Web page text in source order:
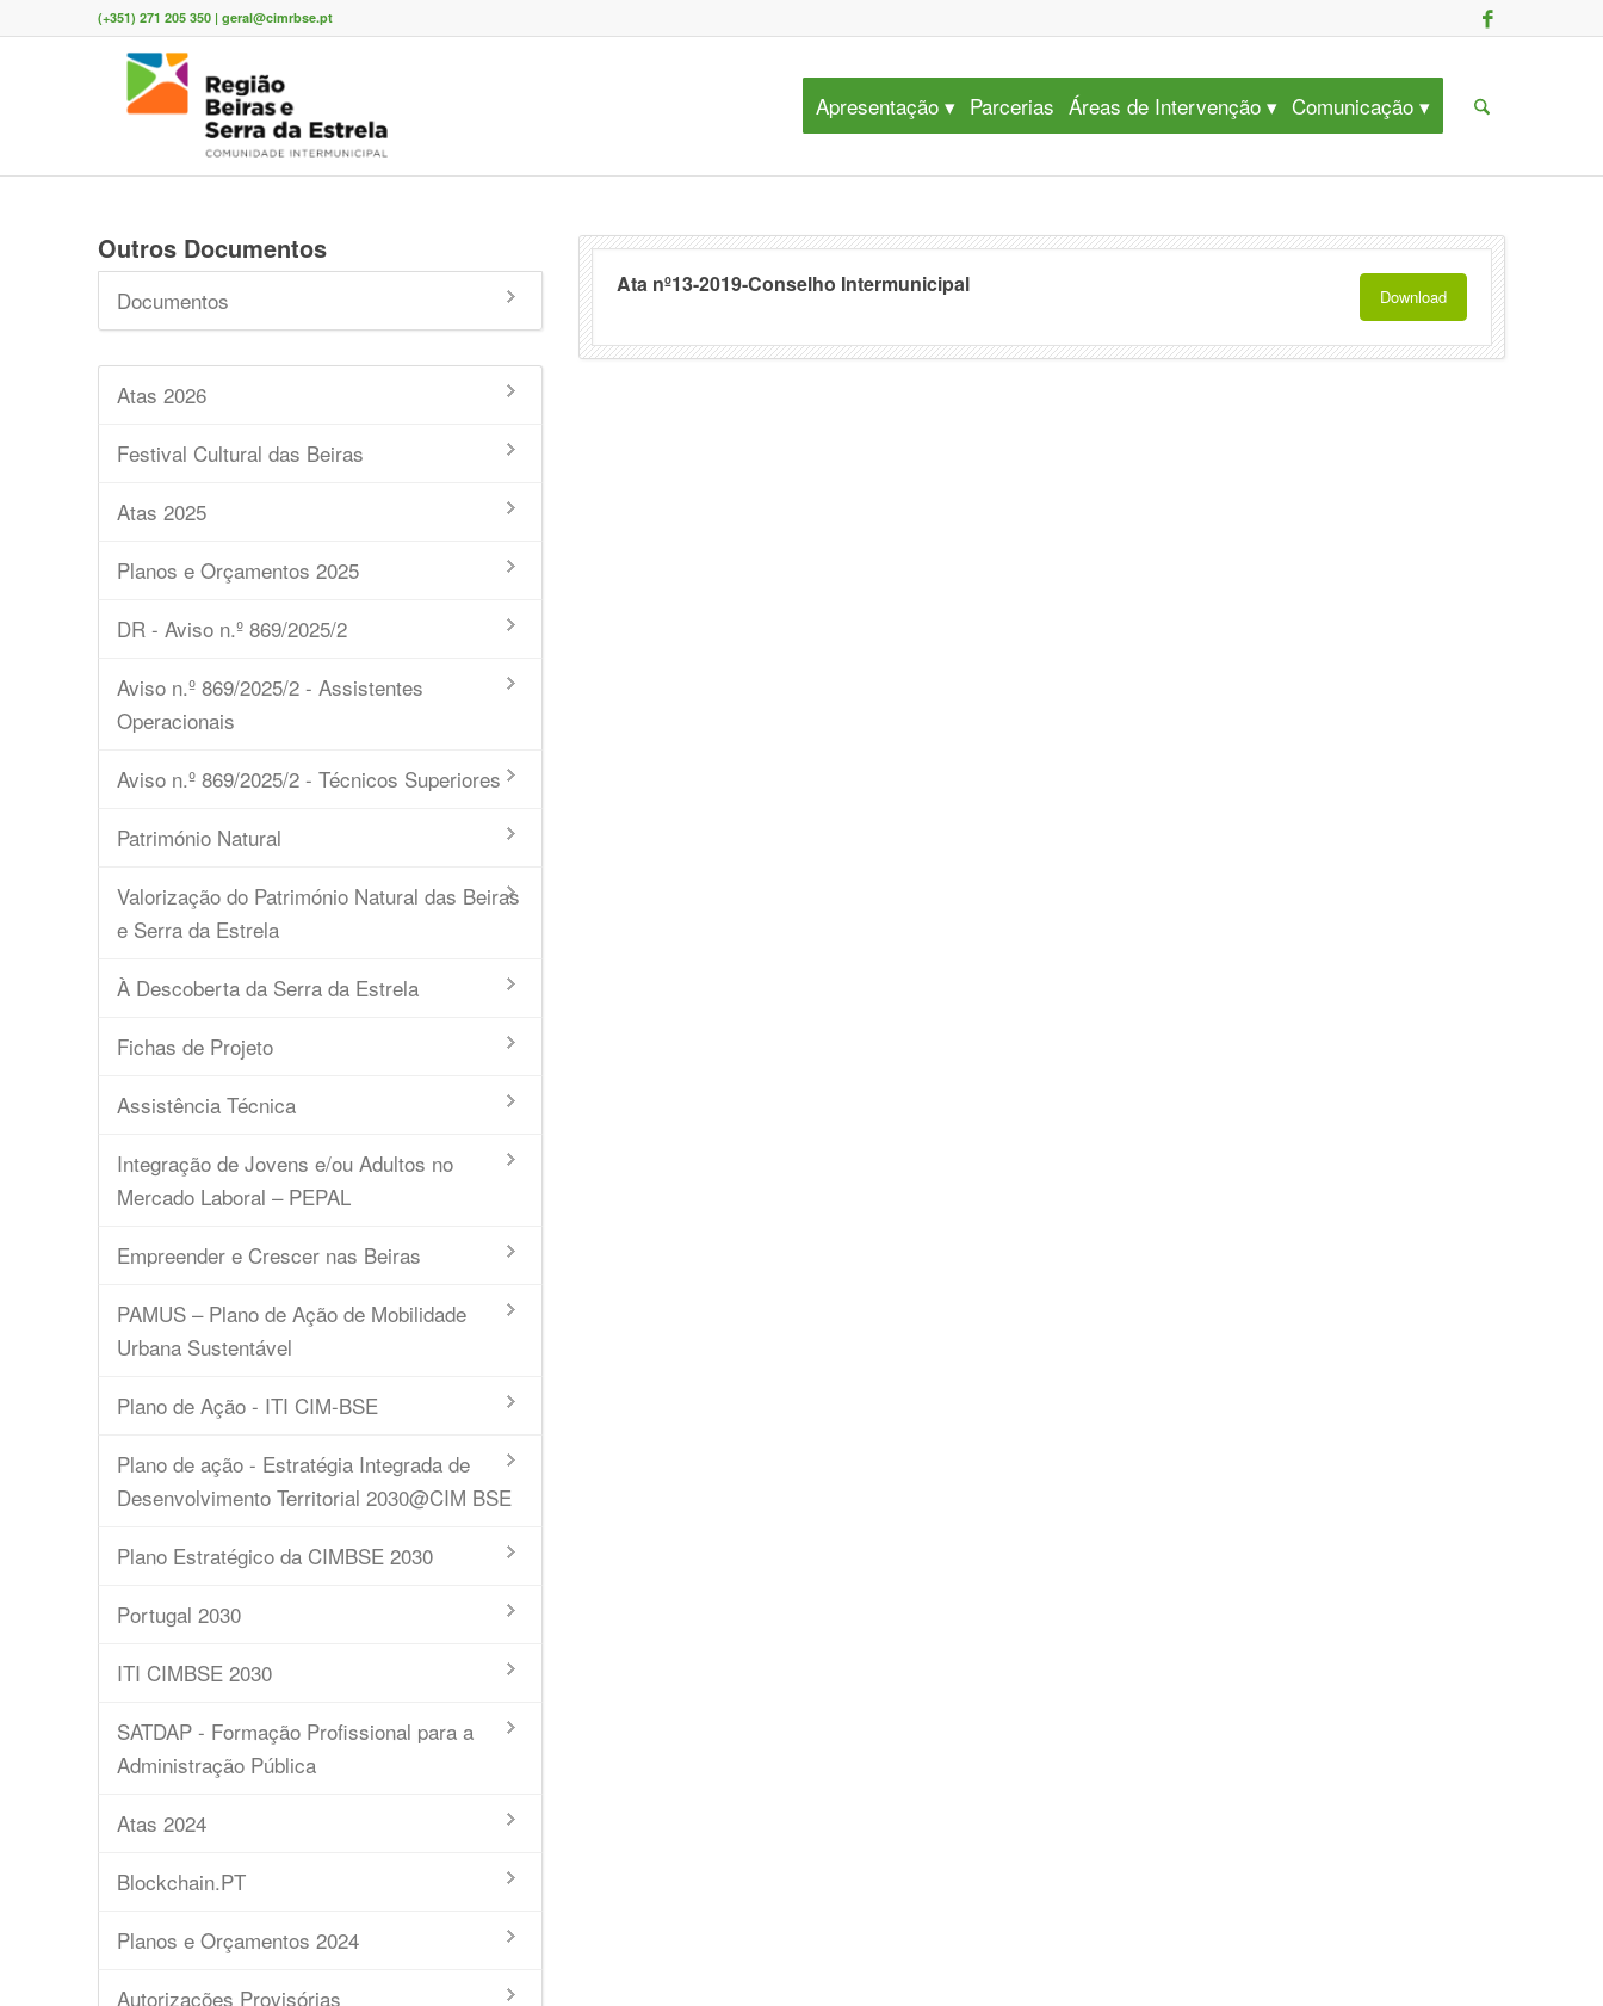
(+351) 271 205 350 | geral@cimrbse.pt
Apresentação Parcerias Áreas de Intervenção Comunicação
Outros Documentos
Documentos
Atas 2026
Festival Cultural das Beiras
Atas 2025
Planos e Orçamentos 2025
DR - Aviso n.º 869/2025/2
Aviso n.º 869/2025/2 - Assistentes
Operacionais
Aviso n.º 869/2025/2 - Técnicos Superiores
Património Natural
Valorização do Património Natural das Beiras
e Serra da Estrela
À Descoberta da Serra da Estrela
Fichas de Projeto
Assistência Técnica
Integração de Jovens e/ou Adultos no
Mercado Laboral – PEPAL
Empreender e Crescer nas Beiras
PAMUS – Plano de Ação de Mobilidade
Urbana Sustentável
Plano de Ação - ITI CIM-BSE
Plano de ação - Estratégia Integrada de
Desenvolvimento Territorial 2030@CIM BSE
Plano Estratégico da CIMBSE 2030
Portugal 2030
ITI CIMBSE 2030
SATDAP - Formação Profissional para a
Administração Pública
Atas 2024
Blockchain.PT
Planos e Orçamentos 2024
Autorizações Provisórias
Ata nº13-2019-Conselho Intermunicipal Download